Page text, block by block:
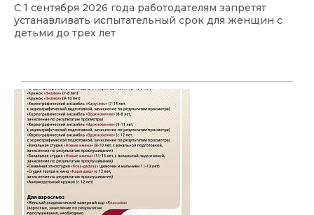
С 1 сентября 2026 года работодателям запретят
устанавливать испытательный срок для женщин с
детьми до трех лет